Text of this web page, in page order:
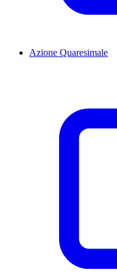
Azione Quaresimale